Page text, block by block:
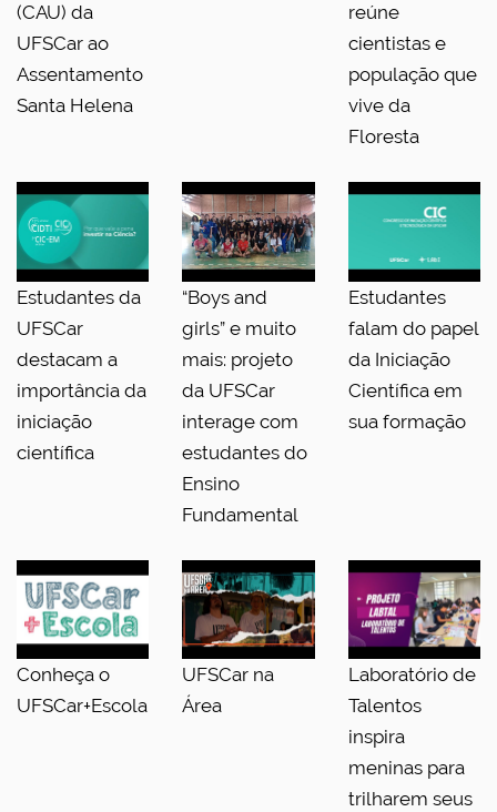
(CAU) da
UFSCar ao
Assentamento
Santa Helena
reúne
cientistas e
população que
vive da
Floresta
Estudantes da
UFSCar
destacam a
importância da
iniciação
científica
“Boys and
girls” e muito
mais: projeto
da UFSCar
interage com
estudantes do
Ensino
Fundamental
Estudantes
falam do papel
da Iniciação
Científica em
sua formação
Conheça o
UFSCar+Escola
UFSCar na
Área
Laboratório de
Talentos
inspira
meninas para
trilharem seus